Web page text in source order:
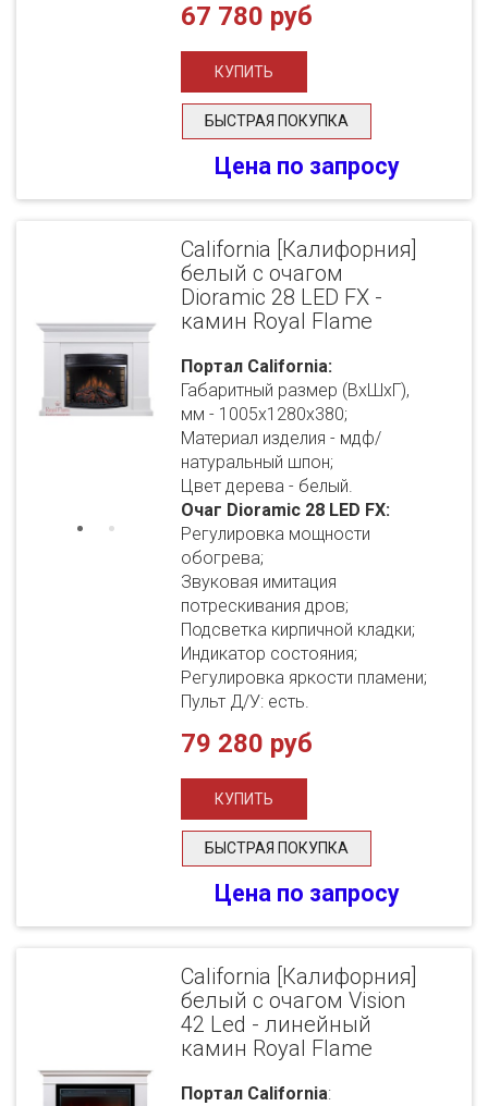
67 780 руб
БЫСТРАЯ ПОКУПКА
Цена по запросу
California [Калифорния]
белый с очагом
Dioramic 28 LED FX -
камин Royal Flame
Портал California:
Габаритный размер (ВхШхГ),
мм - 1005х1280х380;
Материал изделия - мдф/
натуральный шпон;
Цвет дерева - белый.
Очаг Dioramic 28 LED FX:
Регулировка мощности
обогрева;
Звуковая имитация
потрескивания дров;
Подсветка кирпичной кладки;
Индикатор состояния;
Регулировка яркости пламени;
Пульт Д/У: есть.
79 280 руб
БЫСТРАЯ ПОКУПКА
Цена по запросу
California [Калифорния]
белый с очагом Vision
42 Led - линейный
камин Royal Flame
Портал California: